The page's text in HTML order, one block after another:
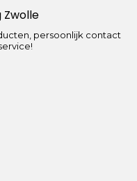
persoonlijk contact